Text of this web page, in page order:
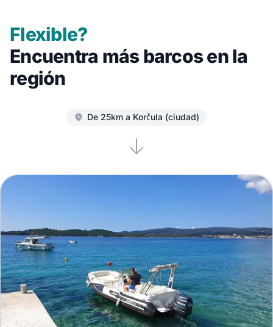
Flexible?
Encuentra más barcos en la
región
De 25km a Korčula (ciudad)